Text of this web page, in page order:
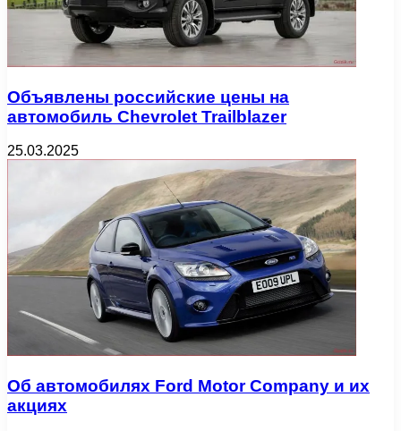
Объявлены российские цены на
автомобиль Chevrolet Trailblazer
25.03.2025
Об автомобилях Ford Motor Company и их
акциях